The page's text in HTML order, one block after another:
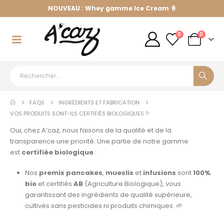
NOUVEAU : Whey gamme Ice Cream 🍦
0 0
FAQS
INGRÉDIENTS ET FABRICATION
VOS PRODUITS SONT-ILS CERTIFIÉS BIOLOGIQUES ?
Oui, chez A’caz, nous faisons de la qualité et de la
transparence une priorité. Une partie de notre gamme
est certifiée biologique :
Nos premix pancakes, mueslis et infusions sont100%
bioet certifiés AB(Agriculture Biologique), vous
garantissant des ingrédients de qualité supérieure,
cultivés sans pesticides ni produits chimiques. 🌱